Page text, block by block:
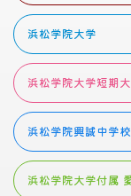
浜松学院大学
浜松学院大学短期
浜松学院興誠中学
浜松学院大学付属